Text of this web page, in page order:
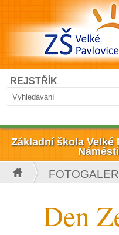
Přejít k hlavnímu obsahu
Vyhledávání
Hledat
REJSTŘÍK
Základní škola Velké
Jste zde
Den